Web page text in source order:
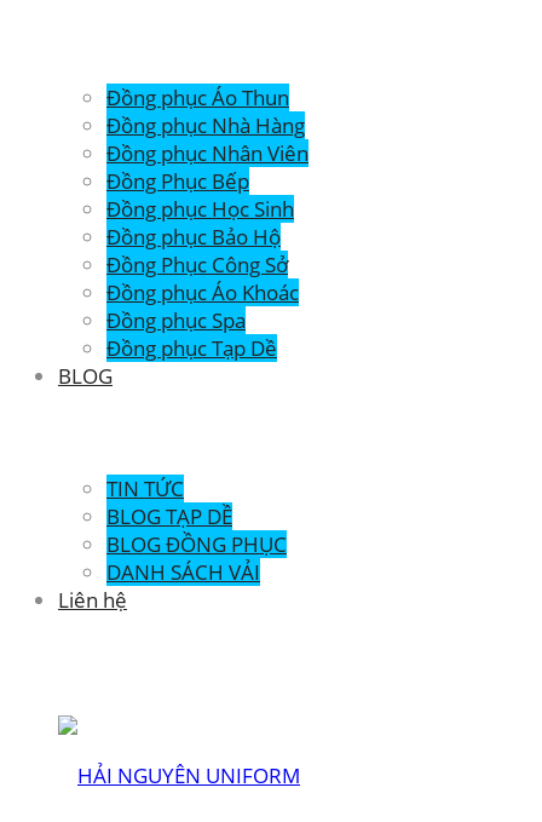
Đồng phục Áo Thun
Đồng phục Nhà Hàng
Đồng phục Nhân Viên
Đồng Phục Bếp
Đồng phục Học Sinh
Đồng phục Bảo Hộ
Đồng Phục Công Sở
Đồng phục Áo Khoác
Đồng phục Spa
Đồng phục Tạp Dề
BLOG
TIN TỨC
BLOG TẠP DỀ
BLOG ĐỒNG PHỤC
DANH SÁCH VẢI
Liên hệ